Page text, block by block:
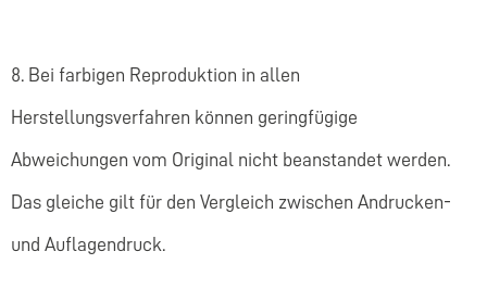
8. Bei farbigen Reproduktion in allen
Herstellungsverfahren können geringfügige
Abweichungen vom Original nicht beanstandet werden.
Das gleiche gilt für den Vergleich zwischen Andrucken-
und Auflagendruck.